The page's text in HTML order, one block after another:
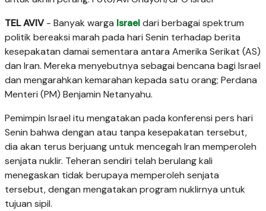
TEL AVIV- Banyak warga Israeldari berbagai spektrum
politik bereaksi marah pada hari Senin terhadap berita
kesepakatan damai sementara antara Amerika Serikat (AS)
dan Iran. Mereka menyebutnya sebagai bencana bagi Israel
dan mengarahkan kemarahan kepada satu orang; Perdana
Menteri (PM) Benjamin Netanyahu.
Pemimpin Israel itu mengatakan pada konferensi pers hari
Senin bahwa dengan atau tanpa kesepakatan tersebut,
dia akan terus berjuang untuk mencegah Iran memperoleh
senjata nuklir. Teheran sendiri telah berulang kali
menegaskan tidak berupaya memperoleh senjata
tersebut, dengan mengatakan program nuklirnya untuk
tujuan sipil.